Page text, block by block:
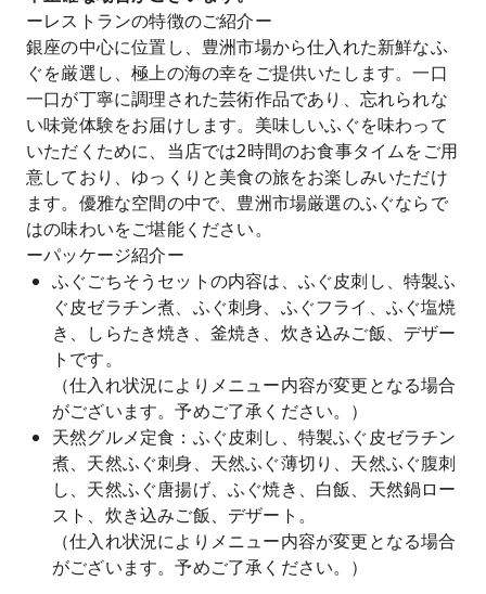
ーレストランの特徴のご紹介ー
銀座の中心に位置し、豊洲市場から仕入れた新鮮なふ
ぐを厳選し、極上の海の幸をご提供いたします。一口
一口が丁寧に調理された芸術作品であり、忘れられな
い味覚体験をお届けします。美味しいふぐを味わって
いただくために、当店では2時間のお食事タイムをご用
意しており、ゆっくりと美食の旅をお楽しみいただけ
ます。優雅な空間の中で、豊洲市場厳選のふぐならで
はの味わいをご堪能ください。
ーパッケージ紹介ー
ふぐごちそうセットの内容は、ふぐ皮刺し、特製ふ
ぐ皮ゼラチン煮、ふぐ刺身、ふぐフライ、ふぐ塩焼
き、しらたき焼き、釜焼き、炊き込みご飯、デザー
トです。
（仕入れ状況によりメニュー内容が変更となる場合
がございます。予めご了承ください。）
天然グルメ定食：ふぐ皮刺し、特製ふぐ皮ゼラチン
煮、天然ふぐ刺身、天然ふぐ薄切り、天然ふぐ腹刺
し、天然ふぐ唐揚げ、ふぐ焼き、白飯、天然鍋ロー
スト、炊き込みご飯、デザート。
（仕入れ状況によりメニュー内容が変更となる場合
がございます。予めご了承ください。）